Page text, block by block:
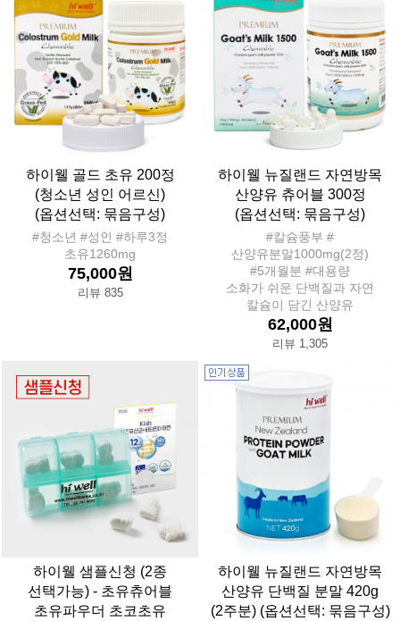
하이웰 골드 초유 200정
(청소년 성인 어르신)
(옵션선택: 묶음구성)
#청소년 #성인 #하루3정
초유1260mg
75,000원
리뷰 835
하이웰 뉴질랜드 자연방목
산양유 츄어블 300정
(옵션선택: 묶음구성)
#칼슘풍부 #
산양유분말1000mg(2정)
#5개월분 #대용량
소화가 쉬운 단백질과 자연
칼슘이 담긴 산양유
62,000원
리뷰 1,305
하이웰 샘플신청 (2종
선택가능) - 초유츄어블
초유파우더 초코초유
하이웰 뉴질랜드 자연방목
산양유 단백질 분말 420g
(2주분) (옵션선택: 묶음구성)